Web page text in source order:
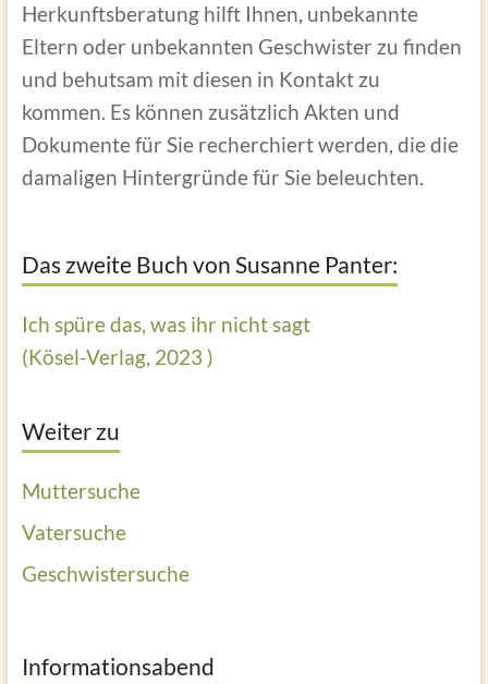
Herkunftsberatung hilft Ihnen, unbekannte
Eltern oder unbekannten Geschwister zu finden
und behutsam mit diesen in Kontakt zu
kommen. Es können zusätzlich Akten und
Dokumente für Sie recherchiert werden, die die
damaligen Hintergründe für Sie beleuchten.
Das zweite Buch von Susanne Panter:
Ich spüre das, was ihr nicht sagt
(Kösel-Verlag, 2023 )
Weiter zu
Muttersuche
Vatersuche
Geschwistersuche
Informationsabend